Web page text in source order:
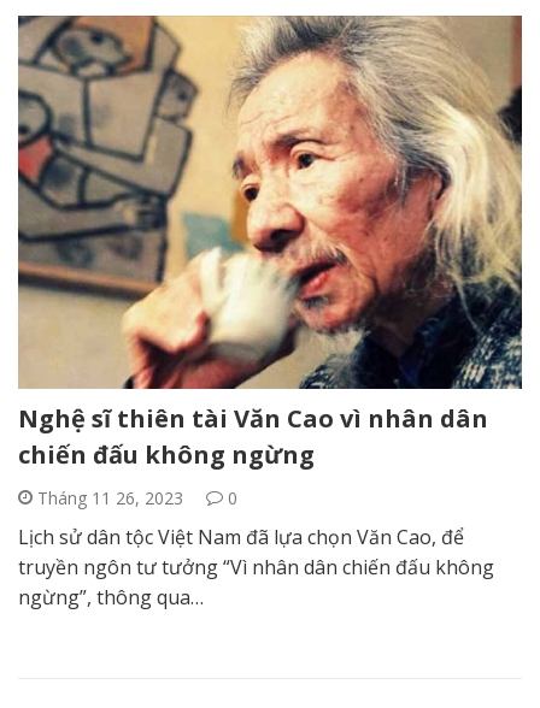
Nghệ sĩ thiên tài Văn Cao vì nhân dân
chiến đấu không ngừng
Tháng 11 26, 2023 0
Lịch sử dân tộc Việt Nam đã lựa chọn Văn Cao, để
truyền ngôn tư tưởng “Vì nhân dân chiến đấu không
ngừng”, thông qua…